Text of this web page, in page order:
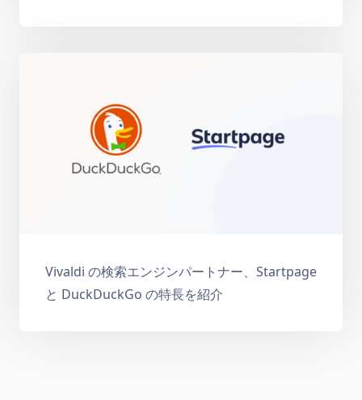
Vivaldi の検索エンジンパートナー、Startpage
と DuckDuckGo の特長を紹介